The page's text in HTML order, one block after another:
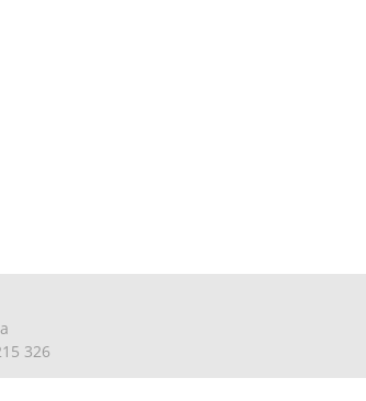
326